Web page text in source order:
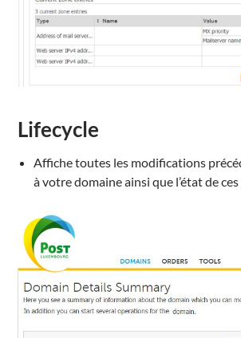
Lifecycle
Affichetoutes les modifications
àvotre domaineainsi que l’étatde